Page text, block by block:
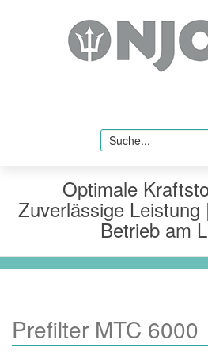
Optimale
Zuverlässige
Betrieb am
Prefilter MTC 6000
Fuel Filtration and Separation
Kraftstoffadditive
In Line Quality Measurement
Probenahme und Tests